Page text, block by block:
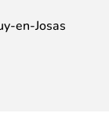
en-Josas